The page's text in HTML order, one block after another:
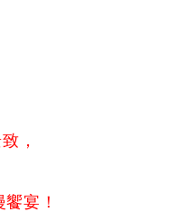
，
宴！